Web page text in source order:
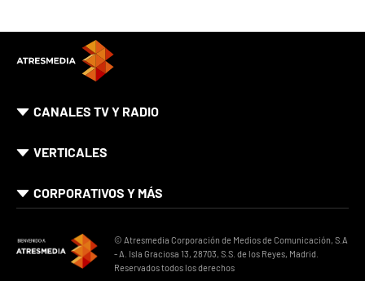
CANALES TV Y RADIO
VERTICALES
CORPORATIVOS Y MÁS
© Atresmedia Corporación de Medios de Comunicación, S.A
- A. Isla Graciosa 13, 28703, S.S. de los Reyes, Madrid.
Reservados todos los derechos